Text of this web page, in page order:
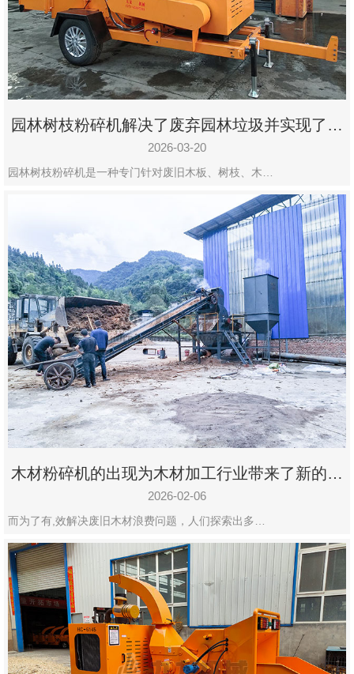
园林树枝粉碎机解决了废弃园林垃圾并实现了再
利用
2026-03-20
园林树枝粉碎机是一种专门针对废旧木板、树枝、木…
木材粉碎机的出现为木材加工行业带来了新的变
化
2026-02-06
而为了有,效解决废旧木材浪费问题，人们探索出多…